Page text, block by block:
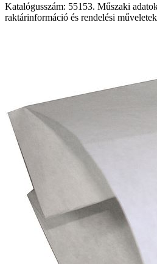
Katalógusszám: 55153. Műszaki
raktárinformáció és rendelési